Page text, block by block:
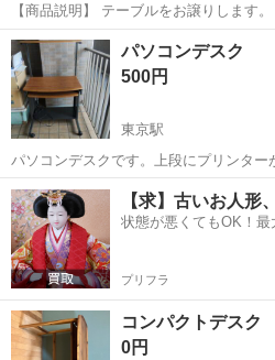
【商品説明】 テーブルをお譲りします。 高さ70cm、幅100cm、奥行
き50cmです。おおよその測定です。 使用に伴う細かな傷や汚れがあ
る場合がありますので、商品の状態は写
である...
東京 大田区 テーブ
パソコンデスク
500円
東京駅
パソコンデスクです。上段にプリンター
傷、脚にちいさな錆と、キャップに隙間
使い頂けると思います。
東京 大田区 東京駅 テーブル
【求】古いお人形
状態が悪くてもOK！最
プリフラ
コンパクトデスク
0円